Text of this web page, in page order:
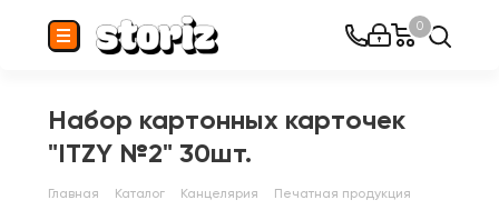
0
Набор картонных карточек
"ITZY №2" 30шт.
Главная Каталог Канцелярия Печатная продукция